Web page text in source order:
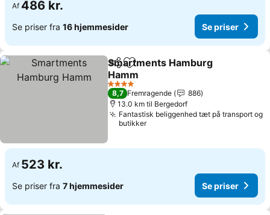
Af 486 kr.
Se priser fra 16 hjemmesider Se priser
Del Føj til favoritter
Smartments Hamburg
Hamm
4 Stjerner
8,7 Fremragende
886
13.0 km til Bergedorf
Fantastisk beliggenhed tæt på transport og
butikker
Af 523 kr.
Se priser fra 7 hjemmesider Se priser